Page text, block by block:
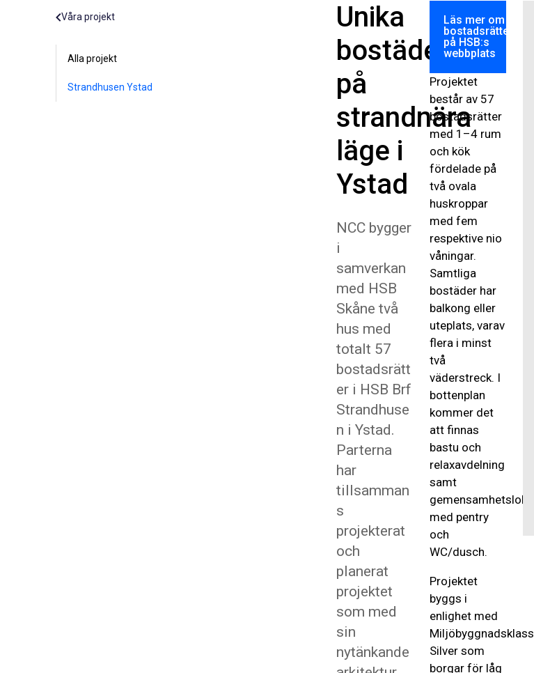
Våra projekt
Alla projekt
Strandhusen Ystad
Unika
bostäder
på
strandnära
läge i
Ystad
NCC bygger
i
samverkan
med HSB
Skåne två
hus med
totalt 57
bostadsrätt
er i HSB Brf
Strandhuse
n i Ystad.
Parterna
har
tillsamman
s
projekterat
och
planerat
projektet
som med
sin
nytänkande
Läs mer om
bostadsrätterna
på HSB:s
webbplats
Projektet
består av 57
bostadsrätter
med 1–4 rum
och kök
fördelade på
två ovala
huskroppar
med fem
respektive nio
våningar.
Samtliga
bostäder har
balkong eller
uteplats, varav
flera i minst
två
väderstreck. I
bottenplan
kommer det
att finnas
bastu och
relaxavdelning
samt
gemensamhetslokal
med pentry
och
WC/dusch.
Projektet
byggs i
enlighet med
Miljöbyggnadsklass
Silver som
borgar för låg